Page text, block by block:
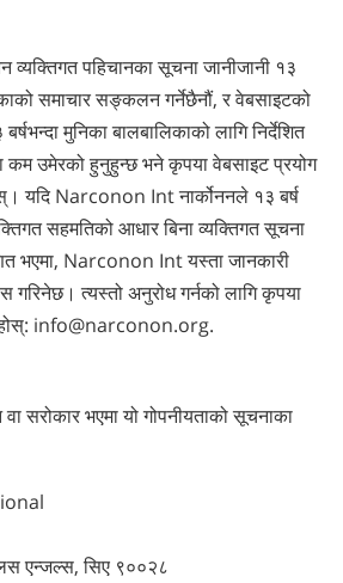
पहिचानका सूचना जानीजानी १३
समाचार सङ्कलन गर्नेछैनौं, र वेबसाइटको
मुनिका बालबालिकाको लागि निर्देशित
कम उमेरको हुनुहुन्छ भने कृपया वेबसाइट प्रयोग
यदि Narconon Int नार्कोननले १३ बर्ष
सहमतिको आधार बिना व्यक्तिगत सूचना
भएमा, Narconon Int यस्ता जानकारी
गरिनेछ। त्यस्तो अनुरोध गर्नको लागि कृपया
info@narconon.org.
सरोकार भएमा यो गोपनीयताको सूचनाका
एन्जल्स, सिए ९००२८